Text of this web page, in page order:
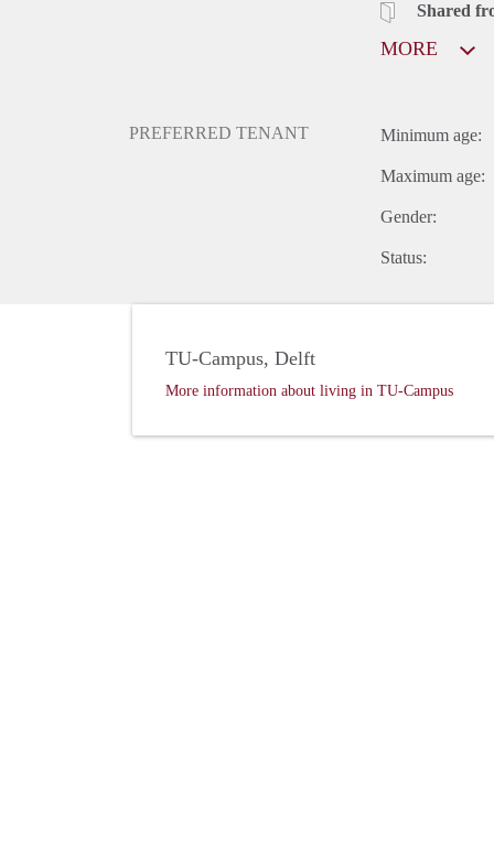
Shared
MORE
PREFERRED TENANT Minimum age:
Maximum age:
Gender:
Status:
TU-Campus, Delft
More information about living in TU-Campus